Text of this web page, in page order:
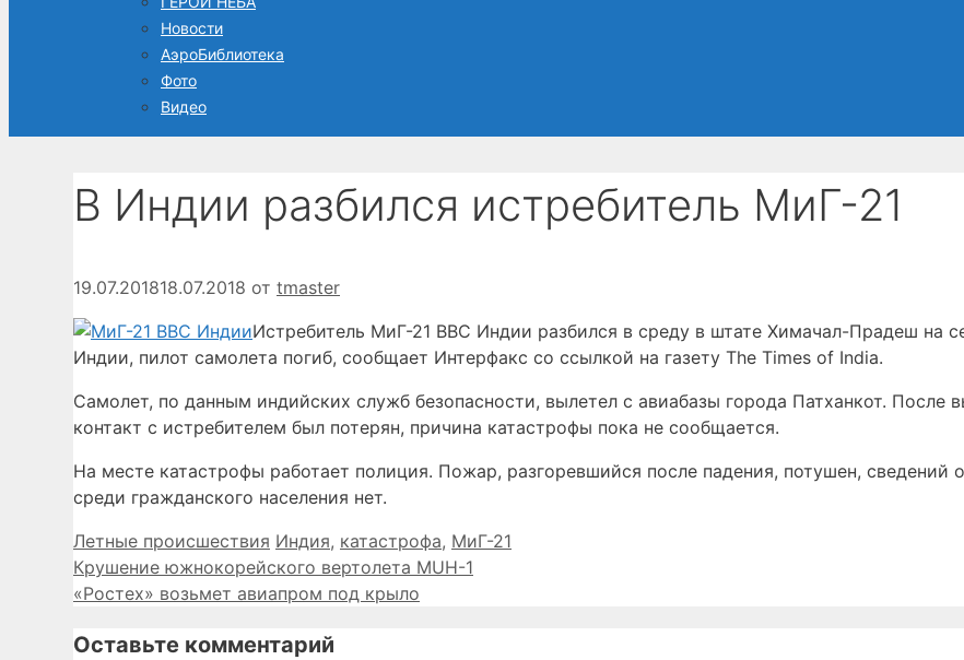
Новости
АэроБиблиотека
Фото
Видео
В Индии разбился истребитель МиГ-21
19.07.201818.07.2018 от tmaster
Истребитель МиГ-21 ВВС Индии разбился в среду в штате Химачал-Прадеш на
Индии, пилот самолета погиб, сообщает Интерфакс со ссылкой на газету The Times of India.
Самолет, по данным индийских служб безопасности, вылетел с авиабазы города Патханкот. После
контакт с истребителем был потерян, причина катастрофы пока не сообщается.
На месте катастрофы работает полиция. Пожар, разгоревшийся после падения, потушен, сведений
среди гражданского населения нет.
Рубрики
Летные происшествия Метки
Индия, катастрофа, МиГ-21
Крушение южнокорейского вертолета MUH-1
«Ростех» возьмет авиапром под крыло
Оставьте комментарий